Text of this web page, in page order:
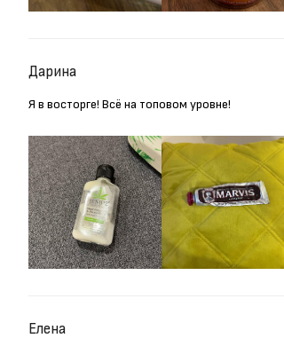
Дарина
Я в восторге! Всё на топовом уровне!
Елена